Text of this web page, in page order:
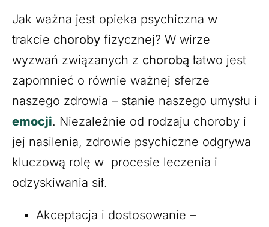
Jak ważna jest opieka psychiczna w
trakcie choroby fizycznej? W wirze
wyzwań związanych z chorobą łatwo jest
zapomnieć o równie ważnej sferze
naszego zdrowia – stanie naszego umysłu i
emocji. Niezależnie od rodzaju choroby i
jej nasilenia, zdrowie psychiczne odgrywa
kluczową rolę w procesie leczenia i
odzyskiwania sił.
Akceptacja i dostosowanie –